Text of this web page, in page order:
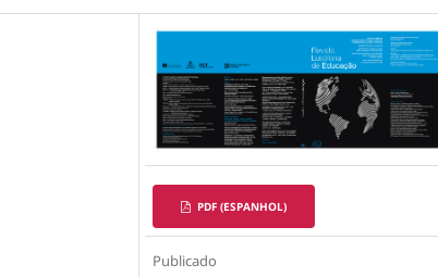
PDF (ESPANHOL)
Publicado